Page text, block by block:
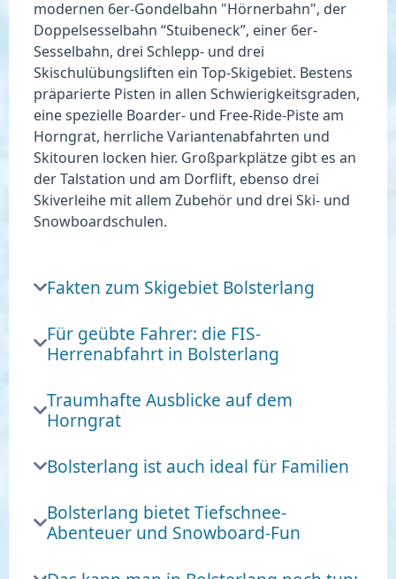
modernen 6er-Gondelbahn "Hörnerbahn", der
Doppelsesselbahn “Stuibeneck”, einer 6er-
Sesselbahn, drei Schlepp- und drei
Skischulübungsliften ein Top-Skigebiet. Bestens
präparierte Pisten in allen Schwierigkeitsgraden,
eine spezielle Boarder- und Free-Ride-Pisteam
Horngrat, herrliche Variantenabfahrten und
Skitouren locken hier. Großparkplätze gibt es an
der Talstation und am Dorflift, ebenso drei
Skiverleihe mit allem Zubehör und drei Ski- und
Snowboardschulen.
Fakten zum Skigebiet Bolsterlang
Für geübte Fahrer: die FIS-
Herrenabfahrt in Bolsterlang
Traumhafte Ausblicke auf dem
Horngrat
Bolsterlang ist auch ideal für Familien
Bolsterlang bietet Tiefschnee-
Abenteuer und Snowboard-Fun